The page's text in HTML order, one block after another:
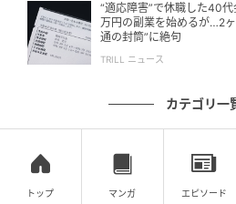
“適応障害”で休職した40
万円の副業を始めるが…2
通の封筒”に絶句
TRILL ニュース
カテゴリ一
トップ マンガ エピソード